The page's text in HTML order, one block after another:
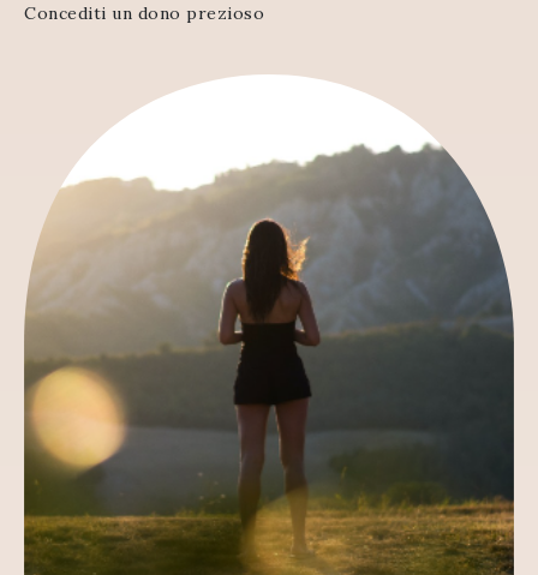
Concediti un dono prezioso